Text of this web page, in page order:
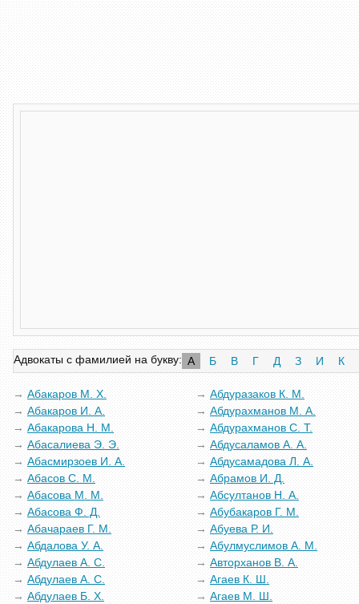
Адвокаты с фамилией на букву: А Б В Г Д З И К
Абакаров М. Х.
Абакаров И. А.
Абакарова Н. М.
Абасалиева Э. Э.
Абасмирзоев И. А.
Абасов С. М.
Абасова М. М.
Абасова Ф. Д.
Абачараев Г. М.
Абдалова У. А.
Абдулаев А. С.
Абдулаев А. С.
Абдулаев Б. Х.
Абдуразаков К. М.
Абдурахманов М. А.
Абдурахманов С. Т.
Абдусаламов А. А.
Абдусамадова Л. А.
Абрамов И. Д.
Абсултанов Н. А.
Абубакаров Г. М.
Абуева Р. И.
Абулмуслимов А. М.
Авторханов В. А.
Агаев К. Ш.
Агаев М. Ш.